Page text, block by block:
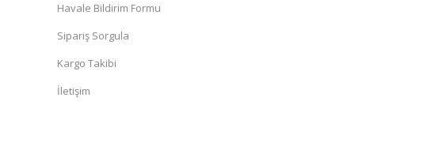
Havale Bildirim Formu
Sipariş Sorgula
Kargo Takibi
İletişim